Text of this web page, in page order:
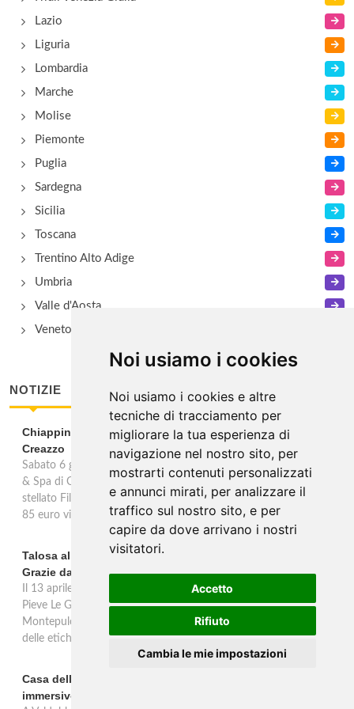
Noi usiamo i cookies
Noi usiamo i cookies e altre
tecniche di tracciamento per
migliorare la tua esperienza di
navigazione nel nostro sito, per
mostrarti contenuti personalizzati
e annunci mirati, per analizzare il
traffico sul nostro sito, e per
capire da dove arrivano i nostri
visitatori.
Accetto
Rifiuto
Cambia le mie impostazioni
Al Pruneto
Lazio
Liguria
Lombardia
Marche
Molise
Piemonte
Puglia
Sardegna
Sicilia
Toscana
Trentino Alto Adige
Umbria
Valle d'Aosta
Veneto
NOTIZIE
Chiappini Dattilo ospite di Tegon alla Wine Room di
Creazzo
Sabato 6 giugno 2026 la Wine Room by Luca Tegon, al GHV Hotel
& Spa di Creazzo (VI), ospita una cena a quattro mani con lo chef
stellato Filippo Chiappini Dattilo: percorso degustazione alle 20.00,
85 euro vini esclusi.
Talosa al Vinitaly 2026: una verticale inedita del Pieve Le
Grazie dal 2016 al 2020
Il 13 aprile 2026 al Vinitaly, Talosa presenta la verticale inedita del
Pieve Le Grazie: cinque annate dal 2016 al 2020 del Nobile di
Montepulciano a 95 punti Vinous, per ripercorrere la genesi di una
delle etichette iconiche di Montepulciano.
Casa dell'Artista: a Valdobbiadene apre il soggiorno
immersivo tra arte e vino di Bortolomiol